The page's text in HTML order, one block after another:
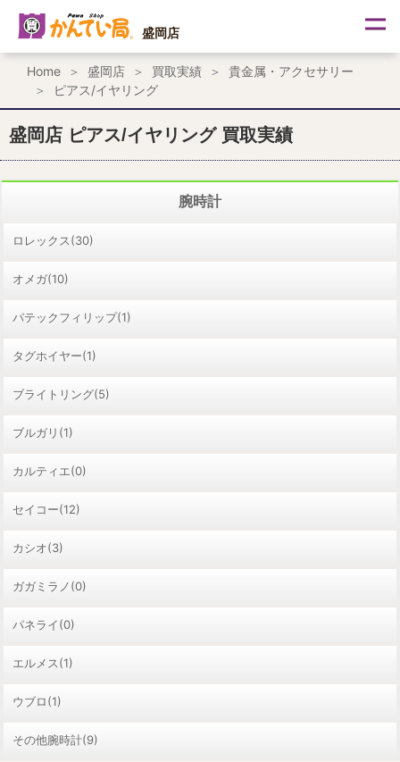
ス
プ
盛岡店
Home 盛岡店 買取実績
貴金属・アクセサリー
ピアス/イヤリング
盛岡店 ピアス/イヤリング 買取実績
腕時計
ロレックス(30)
オメガ(10)
パテックフィリップ(1)
タグホイヤー(1)
ブライトリング(5)
ブルガリ(1)
カルティエ(0)
セイコー(12)
カシオ(3)
ガガミラノ(0)
パネライ(0)
エルメス(1)
ウブロ(1)
その他腕時計(9)